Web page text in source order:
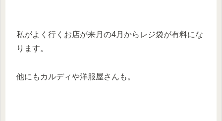
私がよく行くお店が来月の4月からレジ袋が有料にな
ります。
他にもカルディや洋服屋さんも。